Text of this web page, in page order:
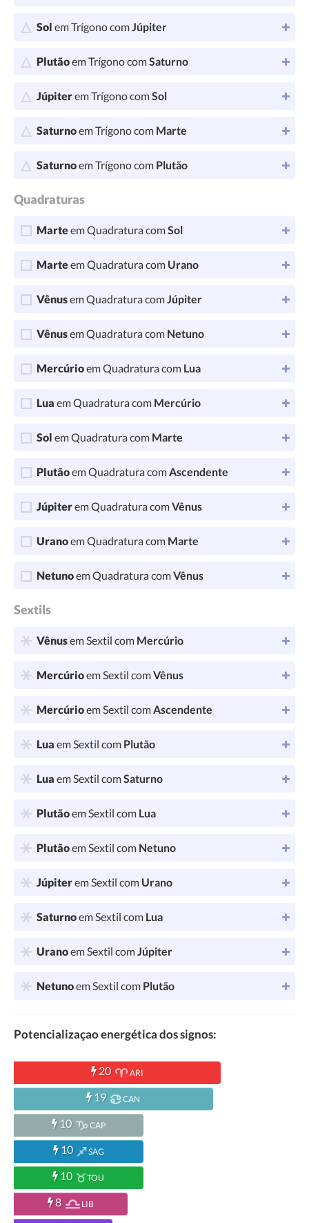
Sol em Trígono comJúpiter
Plutãoem Trígono comSaturno
Júpiterem Trígono comSol
Saturnoem Trígono com Marte
Saturnoem Trígono com Plutão
Quadraturas
Marteem Quadratura comSol
Marteem Quadratura com Urano
Vênusem Quadratura comJúpiter
Vênusem Quadratura com Netuno
Mercúrioem Quadratura com Lua
Lua em Quadratura com Mercúrio
Sol em Quadratura com Marte
Plutãoem Quadratura comAscendente
Júpiterem Quadratura comVênus
Uranoem Quadratura com Marte
Netunoem Quadratura comVênus
Sextils
Vênusem Sextil com Mercúrio
Mercúrioem Sextil comVênus
Mercúrioem Sextil comAscendente
Lua em Sextil com Plutão
Lua em Sextil comSaturno
Plutãoem Sextil com Lua
Plutãoem Sextil com Netuno
Júpiterem Sextil com Urano
Saturnoem Sextil com Lua
Uranoem Sextil comJúpiter
Netunoem Sextil com Plutão
Potencializaçao energética dos signos:
20 ARI
19 CAN
10 CAP
10 SAG
10 TOU
8 LIB